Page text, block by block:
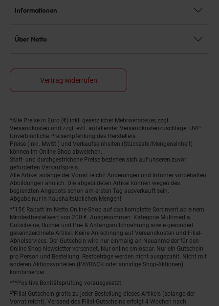
Informationen
Über Netto
Vertrag widerrufen
Fußnoten
*Alle Preise in Euro (€) inkl. gesetzlicher Mehrwertsteuer, zzgl.
Versandkosten und zzgl. evtl. anfallender Versandkostenzuschläge. UVP:
Unverbindliche Preisempfehlung des Herstellers.
Preise (inkl. MwSt.) und Verkaufseinheiten (Stückzahl/Mengeneinheit)
können im Online-Shop abweichen.
Statt- und durchgestrichene Preise beziehen sich auf unseren zuvor
geforderten Verkaufspreis.
Alle Artikel solange der Vorrat reicht! Änderungen und Irrtümer vorbehalten.
Abbildungen ähnlich. Die abgebildeten Artikel können wegen des
begrenzten Angebots schon am ersten Tag ausverkauft sein.
Abgabe nur in haushaltsüblichen Mengen!
**15€ Rabatt im Netto Online-Shop auf das komplette Sortiment ab einem
Mindestbestellwert von 200 €. Ausgenommen: Kategorie Multimedia,
Gutscheine, Bücher und Pre- & Anfangsmilchnahrung sowie gesondert
gekennzeichnete Artikel. Keine Anrechnung auf Versandkosten und Filial-
Abholservices. Der Gutschein wird nur einmalig an Neuanmelder für den
Online-Shop-Newsletter versendet. Nur online einlösbar. Nur ein Gutschein
pro Person und Bestellung. Restbeträge werden nicht ausgezahlt. Nicht mit
anderen Aktionsvorteilen (PAYBACK oder sonstige Shop-Aktionen)
kombinierbar.
***Positive Bonitätsprüfung vorausgesetzt
²⁰Filial-Gutschein gratis zu jeder Bestellung dieses Artikels (solange der
Vorrat reicht). Versand des Filial-Gutscheins erfolgt 4 Wochen nach